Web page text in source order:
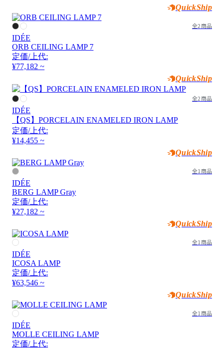
QuickShip
全2商品
IDÉE
ORB CEILING LAMP 7
定価/上代:
¥77,182 ~
QuickShip
全2商品
IDÉE
【QS】PORCELAIN ENAMELED IRON LAMP
定価/上代:
¥14,455 ~
QuickShip
全1商品
IDÉE
BERG LAMP Gray
定価/上代:
¥27,182 ~
QuickShip
全1商品
IDÉE
ICOSA LAMP
定価/上代:
¥63,546 ~
QuickShip
全1商品
IDÉE
MOLLE CEILING LAMP
定価/上代: